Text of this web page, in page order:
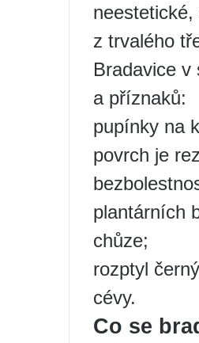
z trvalého
Bradavice v
a příznaků:
pupínky na
povrch je
plantárních
chůze;
rozptyl
cévy.
Co se